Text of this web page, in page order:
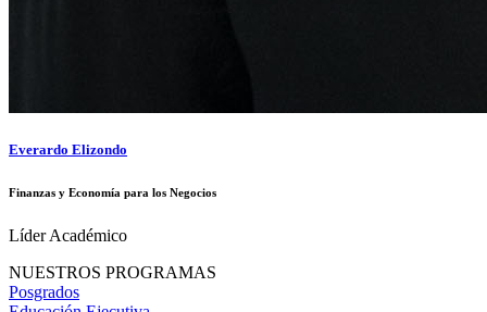
Everardo Elizondo
Finanzas y Economía para los Negocios
Líder Académico
NUESTROS PROGRAMAS
Posgrados